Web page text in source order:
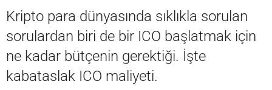
Contact / İletişim
Kripto para dünyasında sıklıkla sorulan
sorulardan biri de bir ICO başlatmak için
ne kadar bütçenin gerektiği. İşte
kabataslak ICO maliyeti.